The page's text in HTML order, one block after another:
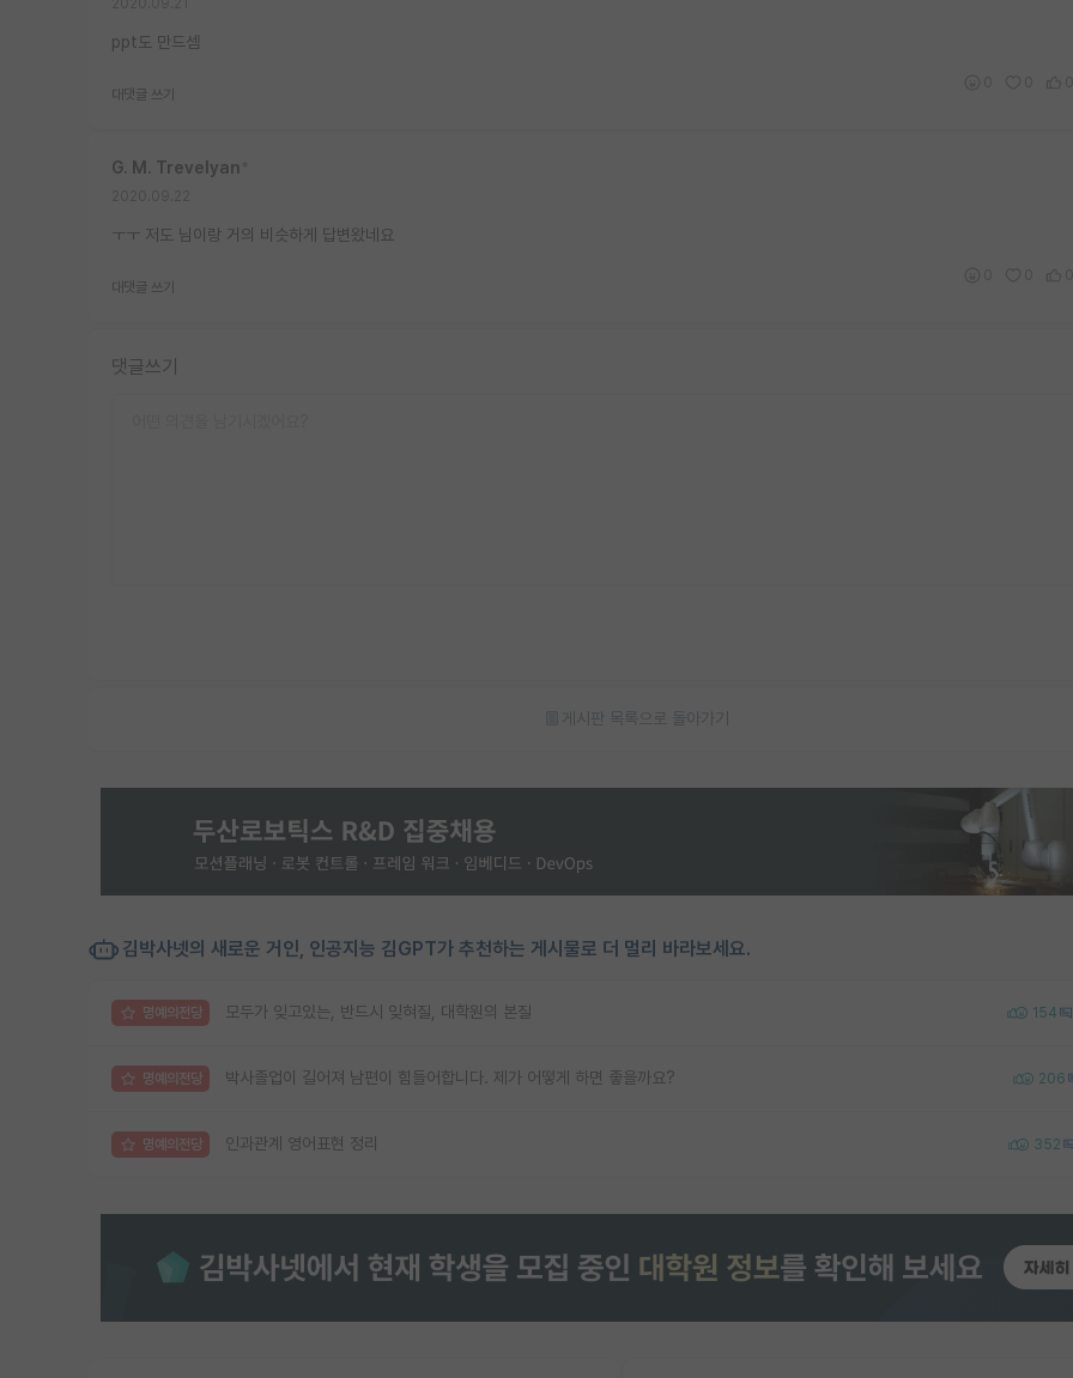
ppt도 만드셈
대댓글 쓰기
G. M. Trevelyan
ㅜㅜ 저도 님이랑 거의 비슷하게 답변왔네요
대댓글 쓰기
댓글쓰기
게시판 목록으로 돌아가기
김박사넷의 새로운 거인, 인공지능 김GPT가 추천하는 게시물로 더 멀리 바라보세요.
명예의전당 모두가 잊고있는, 반드시 잊혀질, 대학원의 본질 154
명예의전당 박사졸업이 길어져 남편이 힘들어합니다. 제가 어떻게 하면 좋을까요? 206
명예의전당 인과관계 영어표현 정리 352